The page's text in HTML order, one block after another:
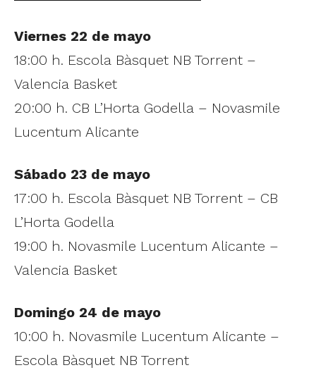
Viernes 22 de mayo
18:00 h. Escola Bàsquet NB Torrent –
Valencia Basket
20:00 h. CB L’Horta Godella – Novasmile
Lucentum Alicante
Sábado 23 de mayo
17:00 h. Escola Bàsquet NB Torrent – CB
L’Horta Godella
19:00 h. Novasmile Lucentum Alicante –
Valencia Basket
Domingo 24 de mayo
10:00 h. Novasmile Lucentum Alicante –
Escola Bàsquet NB Torrent